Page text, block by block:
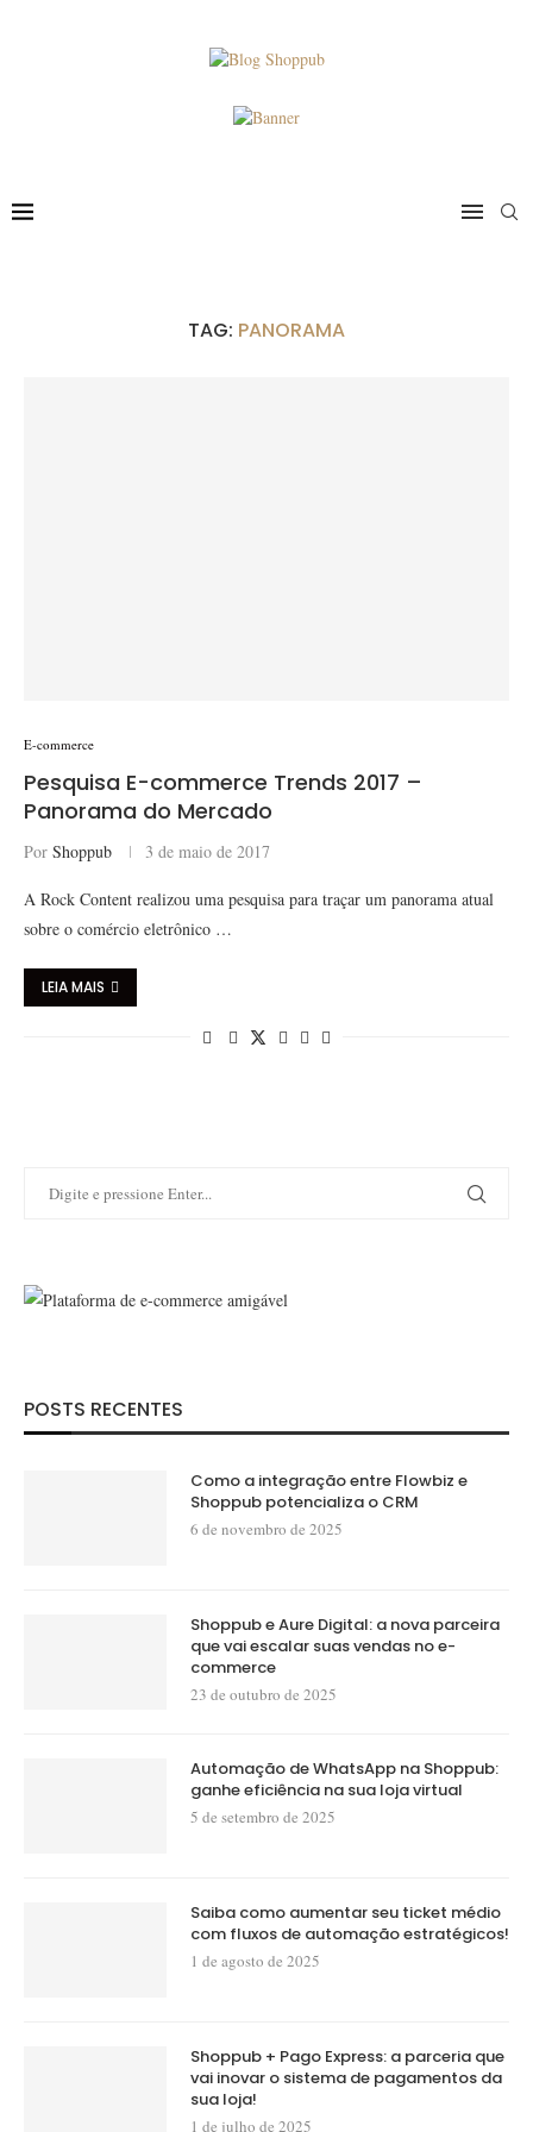
TAG: PANORAMA
E-commerce
Pesquisa E-commerce Trends 2017 –
Panorama do Mercado
Por Shoppub 3 de maio de 2017
A Rock Content realizou uma pesquisa para traçar um panorama atual
sobre o comércio eletrônico …
LEIA MAIS
POSTS RECENTES
Como a integração entre Flowbiz e
Shoppub potencializa o CRM
6 de novembro de 2025
Shoppub e Aure Digital: a nova parceira
que vai escalar suas vendas no e-
commerce
23 de outubro de 2025
Automação de WhatsApp na Shoppub:
ganhe eficiência na sua loja virtual
5 de setembro de 2025
Saiba como aumentar seu ticket médio
com fluxos de automação estratégicos!
1 de agosto de 2025
Shoppub + Pago Express: a parceria que
vai inovar o sistema de pagamentos da
sua loja!
1 de julho de 2025